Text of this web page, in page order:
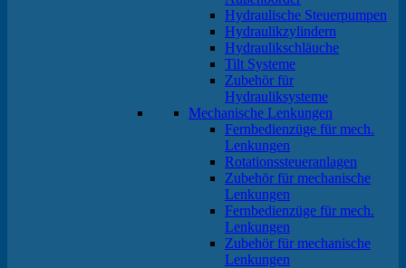
Hydraulische Steuerpumpen
Hydraulikzylindern
Hydraulikschläuche
Tilt Systeme
Zubehör für
Hydrauliksysteme
Mechanische Lenkungen
Fernbedienzüge für mech.
Lenkungen
Rotationssteueranlagen
Zubehör für mechanische
Lenkungen
Fernbedienzüge für mech.
Lenkungen
Zubehör für mechanische
Lenkungen